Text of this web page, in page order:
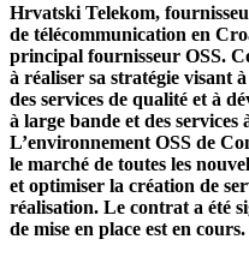
Hrvatski Telekom,
de télécommunication en
principal fournisseur OSS.
à réaliser sa stratégie visant
des services de qualité et à
à large bande et des services
L’environnement OSS de
le marché de toutes les
et optimiser la création de
réalisation. Le contrat a été
de mise en place est en cours.